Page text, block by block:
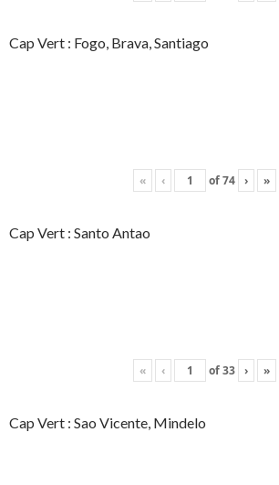
Cap Vert : Fogo, Brava, Santiago
« ‹ of74 › »
Cap Vert : Santo Antao
« ‹ of33 › »
Cap Vert : Sao Vicente, Mindelo